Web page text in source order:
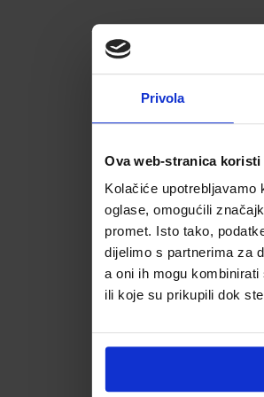
Privola
Ova web-stranica koristi
Kolačiće
oglase, omogućili
promet. Isto tako,
dijelimo s partnerima za
a oni ih mogu
ili koje su prikupili dok